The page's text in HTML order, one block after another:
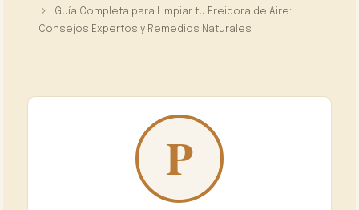
Guía Completa para Limpiar tu Freidora de Aire:
Consejos Expertos y Remedios Naturales